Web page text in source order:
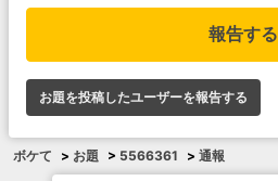
報告する
お題を投稿したユーザーを報告する
ボケて > お題 > 5566361 > 通報